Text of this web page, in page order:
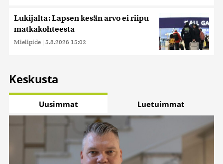
Lukijalta: Lapsen kesän arvo ei riipu
matkakohteesta
Mielipide | 5.8.2026 15:02
Keskusta
Uusimmat Luetuimmat